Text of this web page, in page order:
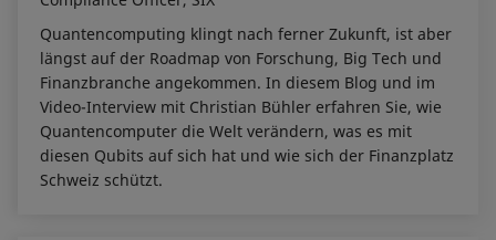
Quantencomputing klingt nach ferner Zukunft, ist aber
längst auf der Roadmap von Forschung, Big Tech und
Finanzbranche angekommen. In diesem Blog und im
Video-Interview mit Christian Bühler erfahren Sie, wie
Quantencomputer die Welt verändern, was es mit
diesen Qubits auf sich hat und wie sich der Finanzplatz
Schweiz schützt.